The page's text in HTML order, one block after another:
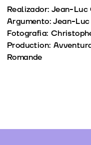
Realizador: Jean-Luc
Argumento: Jean-
Fotografia:
Production:
Romande